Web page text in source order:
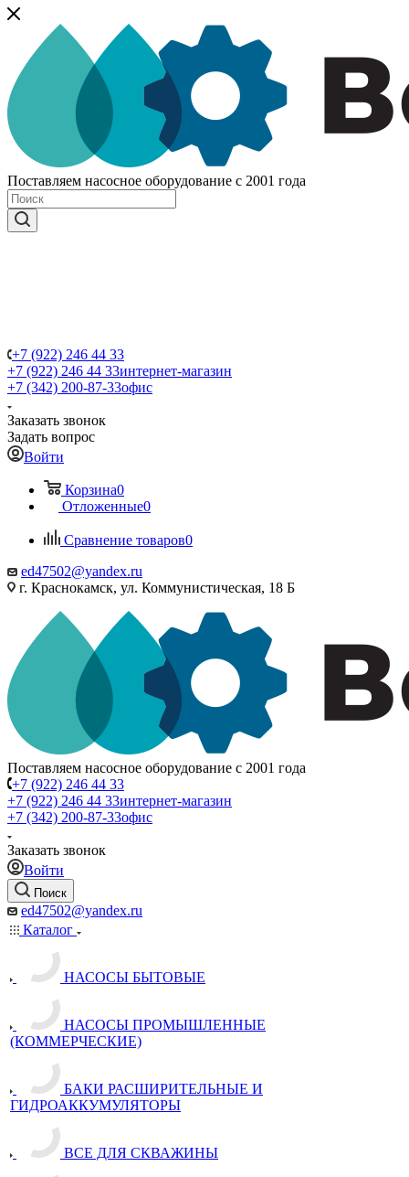
Поставляем насосное оборудование с 2001 года
+7 (922) 246 44 33
+7 (922) 246 44 33интернет-магазин
+7 (342) 200-87-33офис
Заказать звонок
Задать вопрос
Войти
Корзина0
Отложенные0
Сравнение товаров0
ed47502@yandex.ru
г. Краснокамск, ул. Коммунистическая, 18 Б
Поставляем насосное оборудование с 2001 года
+7 (922) 246 44 33
+7 (922) 246 44 33интернет-магазин
+7 (342) 200-87-33офис
Заказать звонок
Войти
Поиск
ed47502@yandex.ru
Каталог
НАСОСЫ БЫТОВЫЕ
НАСОСЫ ПРОМЫШЛЕННЫЕ
(КОММЕРЧЕСКИЕ)
БАКИ РАСШИРИТЕЛЬНЫЕ И
ГИДРОАККУМУЛЯТОРЫ
ВСЕ ДЛЯ СКВАЖИНЫ